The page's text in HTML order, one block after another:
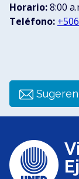
Horario:8:00
Teléfono: